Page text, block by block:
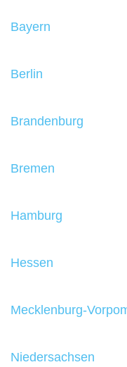
Bayern
Berlin
Brandenburg
Bremen
Hamburg
Hessen
Mecklenburg-
Niedersachsen